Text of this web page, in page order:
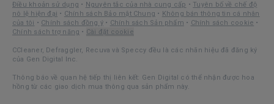
Điều khoản sử dụng • Nguyên tắc của nhà cung cấp • Tuyên bố về chế độ
nô lệ hiện đại • Chính sách Bảo mật Chung • Không bán thông tin cá nhân
của tôi • Chính sách đồng ý• Chính sách Sản phẩm • Chính sách cookie •
Chính sách trợ năng • Cài đặt cookie
CCleaner, Defraggler, Recuva và Speccy đều là các nhãn hiệu đã đăng ký
của Gen Digital Inc.
Thông báo về quan hệ tiếp thị liên kết: Gen Digital có thể nhận được hoa
hồng từ các giao dịch mua thông qua sản phẩm này.